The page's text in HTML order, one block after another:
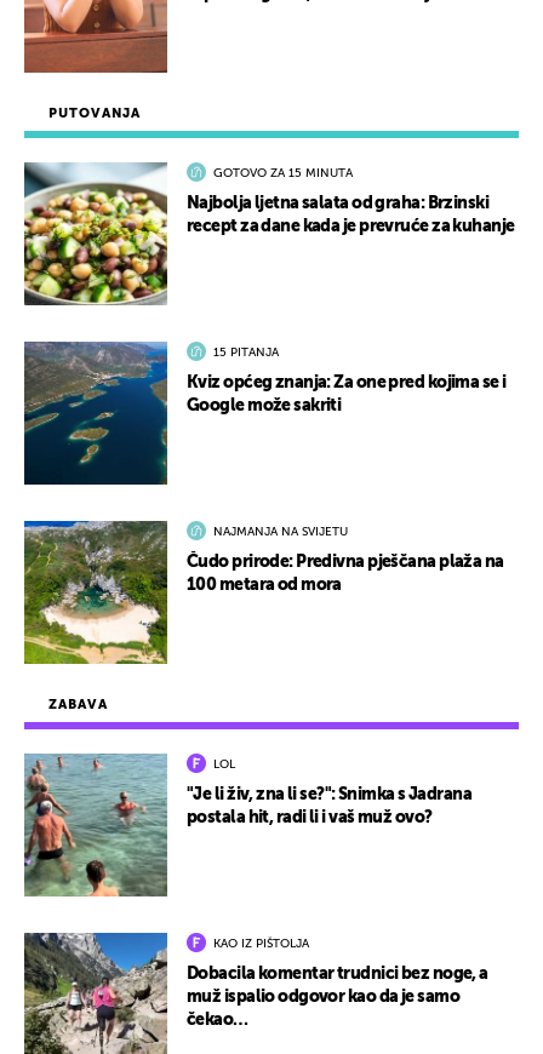
ZABAVA
LOL
"Je li živ, zna li se?": Snimka s Jadrana
postala hit, radi li i vaš muž ovo?
KAO IZ PIŠTOLJA
Dobacila komentar trudnici bez noge, a
muž ispalio odgovor kao da je samo
čekao…
PUTOVANJA
GOTOVO ZA 15 MINUTA
Najbolja ljetna salata od graha: Brzinski
recept za dane kada je prevruće za kuhanje
15 PITANJA
Kviz općeg znanja: Za one pred kojima se i
Google može sakriti
NAJMANJA NA SVIJETU
Čudo prirode: Predivna pješčana plaža na
100 metara od mora